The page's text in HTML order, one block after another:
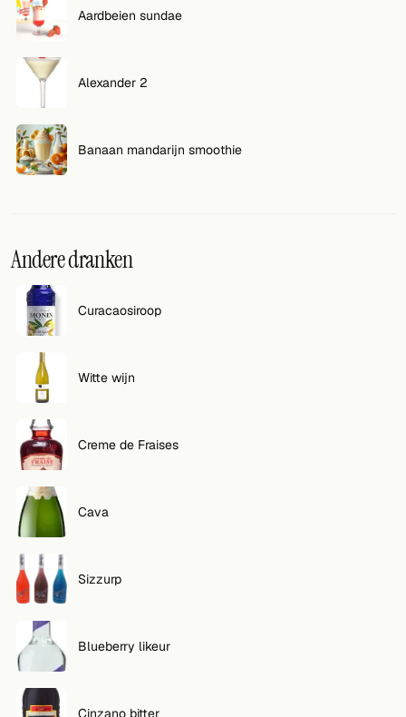
Eenheden
Links
Zoeken
VOLG
Twitter
RSS
Cocktail app
Aardbeien sundae
Alexander 2
Banaan mandarijn smoothie
Andere dranken
Curacaosiroop
Witte wijn
Creme de Fraises
Cava
Sizzurp
Blueberry likeur
Cinzano bitter